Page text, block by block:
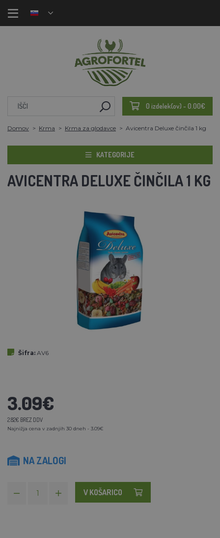
0 izdelek(ov) - 0.00€
Domov Krma Krma za glodavce Avicentra Deluxe činčila 1 kg
KATEGORIJE
AVICENTRA DELUXE ČINČILA 1 KG
Šifra: AV6
3.09€
2.82€ BREZ DDV
Najnižja cena v zadnjih 30 dneh - 3.09€
NA ZALOGI
V KOŠARICO